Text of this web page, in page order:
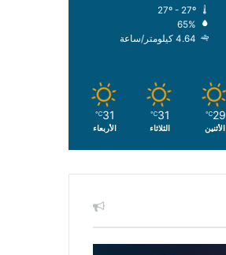
65%
4.64 كيلومتر/ساعة
29
℃
الأثنين
31
℃
الثلاثاء
31
℃
الأربعاء